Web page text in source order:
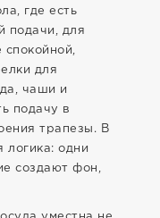
где есть
подачи, для
для
чаши и
подачу в
трапезы. В
логика: одни
создают фон,